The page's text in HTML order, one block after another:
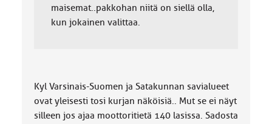
maisemat..pakkohan niitä on siellä olla,
kun jokainen valittaa.
Kyl Varsinais-Suomen ja Satakunnan savialueet
ovat yleisesti tosi kurjan näköisiä.. Mut se ei näyt
silleen jos ajaa moottoritietä 140 lasissa. Sadosta